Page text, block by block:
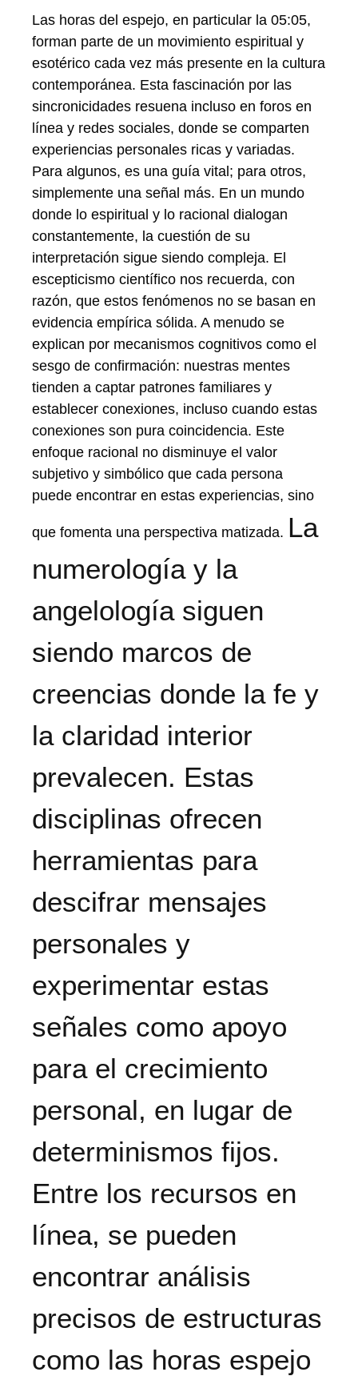
Las horas del espejo, en particular la 05:05,
forman parte de un movimiento espiritual y
esotérico cada vez más presente en la cultura
contemporánea. Esta fascinación por las
sincronicidades resuena incluso en foros en
línea y redes sociales, donde se comparten
experiencias personales ricas y variadas.
Para algunos, es una guía vital; para otros,
simplemente una señal más. En un mundo
donde lo espiritual y lo racional dialogan
constantemente, la cuestión de su
interpretación sigue siendo compleja. El
escepticismo científico nos recuerda, con
razón, que estos fenómenos no se basan en
evidencia empírica sólida. A menudo se
explican por mecanismos cognitivos como el
sesgo de confirmación: nuestras mentes
tienden a captar patrones familiares y
establecer conexiones, incluso cuando estas
conexiones son pura coincidencia. Este
enfoque racional no disminuye el valor
subjetivo y simbólico que cada persona
puede encontrar en estas experiencias, sino
que fomenta una perspectiva matizada. La
numerología y la
angelología siguen
siendo marcos de
creencias donde la fe y
la claridad interior
prevalecen. Estas
disciplinas ofrecen
herramientas para
descifrar mensajes
personales y
experimentar estas
señales como apoyo
para el crecimiento
personal, en lugar de
determinismos fijos.
Entre los recursos en
línea, se pueden
encontrar análisis
precisos de estructuras
como las horas espejo